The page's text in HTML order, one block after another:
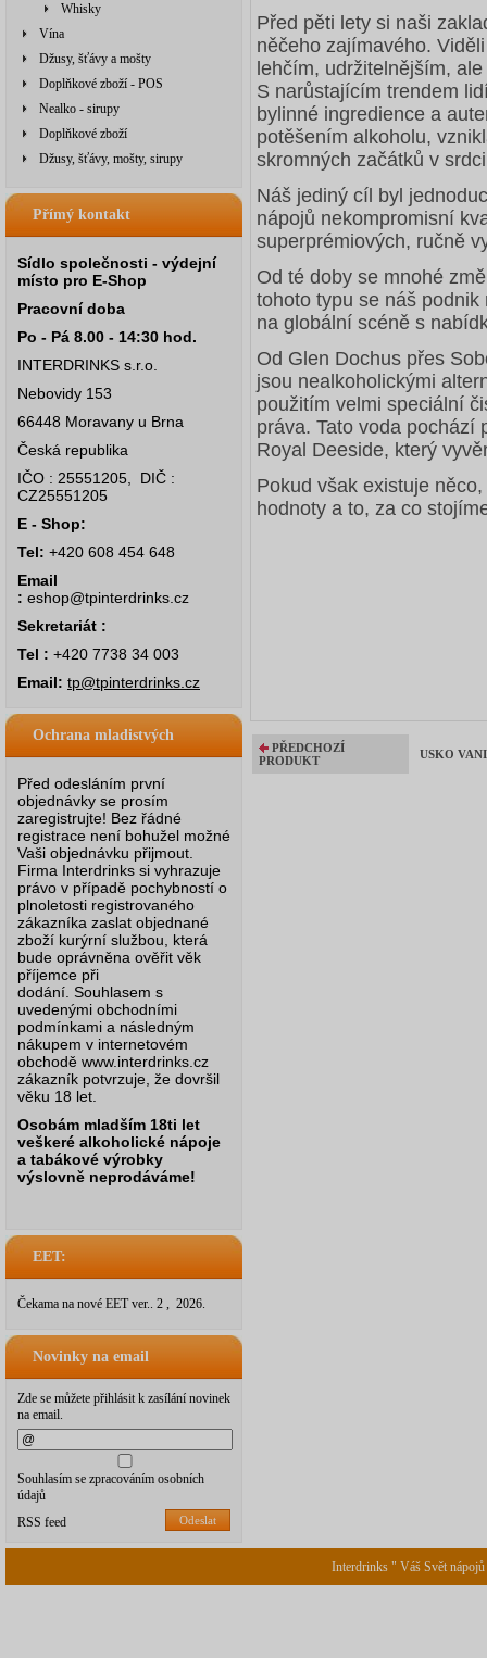
Whisky
Vína
Džusy, šťávy a mošty
Doplňkové zboží - POS
Nealko - sirupy
Doplňkové zboží
Džusy, šťávy, mošty, sirupy
Přímý kontakt
Sídlo společnosti - výdejní
místo pro E-Shop
Pracovní doba
Po - Pá 8.00 - 14:30 hod.
INTERDRINKS s.r.o.
Nebovidy 153
66448 Moravany u Brna
Česká republika
IČO : 25551205, DIČ :
CZ25551205
E - Shop:
Tel: +420 608 454 648
Email
: eshop@tpinterdrinks.cz
Sekretariát :
Tel : +420 7738 34 003
Email: tp@tpinterdrinks.cz
Ochrana mladistvých
Před odesláním první
objednávky se prosím
zaregistrujte! Bez řádné
registrace není bohužel možné
Vaši objednávku přijmout.
Firma Interdrinks si vyhrazuje
právo v případě pochybností o
plnoletosti registrovaného
zákazníka zaslat objednané
zboží kurýrní službou, která
bude oprávněna ověřit věk
příjemce při
dodání. Souhlasem s
uvedenými obchodními
podmínkami a následným
nákupem v internetovém
obchodě www.interdrinks.cz
zákazník potvrzuje, že dovršil
věku 18 let.
Osobám mladším 18ti let
veškeré alkoholické nápoje
a tabákové výrobky
výslovně neprodáváme!
EET:
Čekama na nové EET ver.. 2 , 2026.
Novinky na email
Zde se můžete přihlásit k zasílání novinek
na email.
Souhlasím se zpracováním osobních
údajů
Odeslat
RSS feed
Před pěti lety si naši
něčeho zajímavého.
lehčím, udržitelnějším,
S narůstajícím trendem
bylinné ingredience a
potěšením alkoholu,
skromných začátků v
Náš jediný cíl byl
nápojů nekompromisní
superprémiových, ručně
Od té doby se mnohé
tohoto typu se náš
na globální scéně s
Od Glen Dochus přes
jsou nealkoholickými
použitím velmi speciální
práva. Tato voda pochází
Royal Deeside, který
Pokud však existuje
hodnoty a to, za co
PŘEDCHOZÍ
PRODUKT
USKO
Interdrinks " Váš Svět